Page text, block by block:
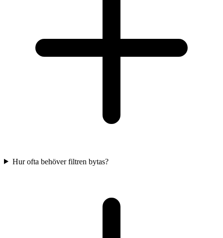
Hur ofta behöver filtren bytas?